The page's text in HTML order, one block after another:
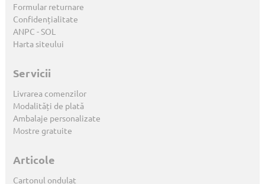
Formular returnare
Confidențialitate
ANPC -SOL
Harta siteului
Servicii
Livrarea comenzilor
Modalități de plată
Ambalaje personalizate
Mostre gratuite
Articole
Cartonul ondulat